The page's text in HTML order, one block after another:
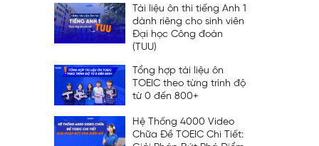
Tài liệu ôn thi tiếng Anh 1
dành riêng cho sinh viên
Đại học Công đoàn
(TUU)
Tổng hợp tài liệu ôn
TOEIC theo từng trình độ
từ 0 đến 800+
Hệ Thống 4000 Video
Chữa Đề TOEIC Chi Tiết: